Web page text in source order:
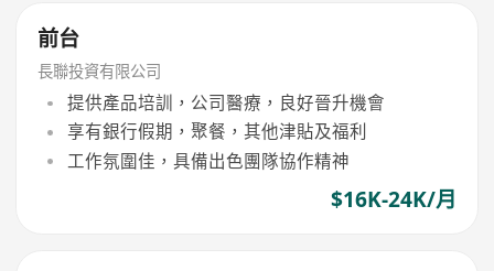
前台
長聯投資有限公司
提供產品培訓，公司醫療，良好晉升機會
享有銀行假期，聚餐，其他津貼及福利
工作氛圍佳，具備出色團隊協作精神
$16K-24K/月